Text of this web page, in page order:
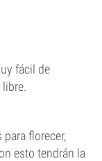
fácil de
florecer,
esto tendrán la